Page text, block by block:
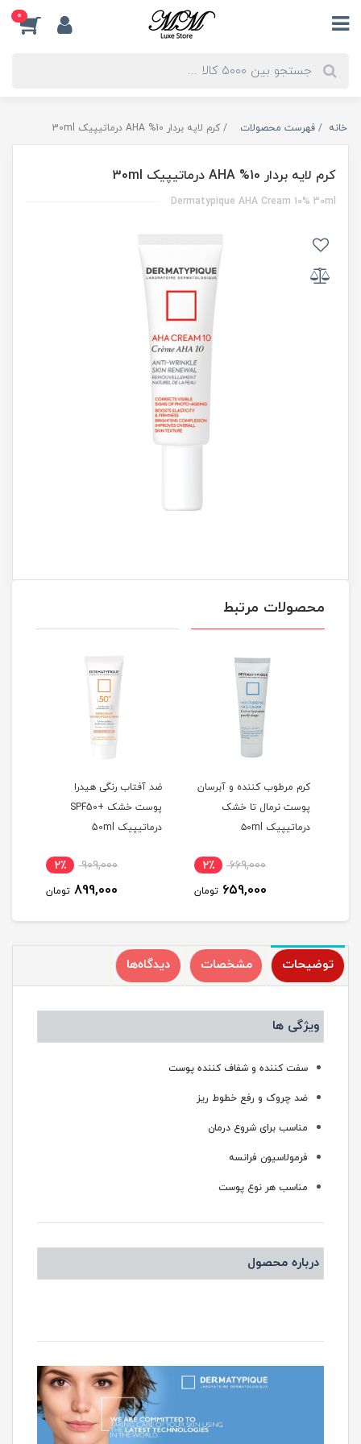
0
خانه فهرست محصولات کرم لایه بردار 10% AHA درماتیپیک 30ml
کرم لایه بردار 10% AHA درماتیپیک 30ml
Dermatypique AHA Cream 10% 30ml
محصولات مرتبط
کرم مرطوب کننده و آبرسان
پوست نرمال تا خشک
درماتیپیک ۵۰ml
669,000 2٪
659,000 تومان
ضد آفتاب رنگی هیدرا
پوست خشک +SPF50
درماتیپیک 50ml
909,000 2٪
899,000 تومان
توضیحات مشخصات دیدگاه‌ها
ویژگی ها
سفت کننده و شفاف کننده پوست
ضد چروک و رفع خطوط ریز
مناسب برای شروع درمان
فرمولاسیون فرانسه
مناسب هر نوع پوست
درباره محصول